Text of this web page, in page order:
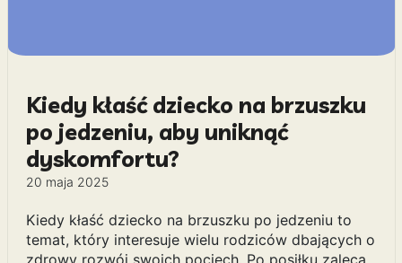
Kiedy kłaść dziecko na brzuszku
po jedzeniu, aby uniknąć
dyskomfortu?
20 maja 2025
Kiedy kłaść dziecko na brzuszku po jedzeniu to
temat, który interesuje wielu rodziców dbających o